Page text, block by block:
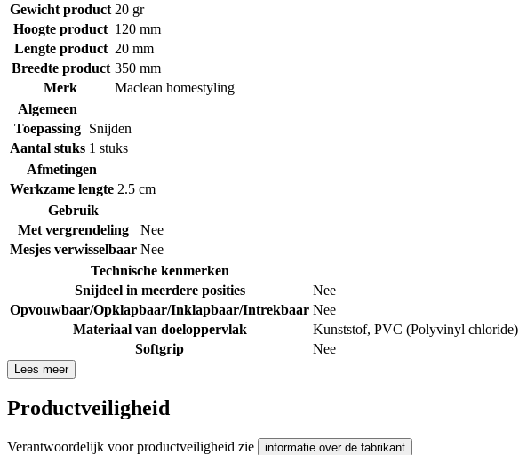
Gewicht product 20 gr
Hoogte product 120 mm
Lengte product 20 mm
Breedte product 350 mm
Merk
Maclean homestyling
Algemeen
Toepassing Snijden
Aantal stuks 1 stuks
Afmetingen
Werkzame lengte 2.5 cm
Gebruik
Met vergrendeling
Nee
Mesjes verwisselbaar Nee
Technische kenmerken
Snijdeel in meerdere posities
Nee
Opvouwbaar/Opklapbaar/Inklapbaar/Intrekbaar Nee
Materiaal van doeloppervlak
Kunststof, PVC (Polyvinyl chloride)
Softgrip
Nee
Lees meer
Productveiligheid
Verantwoordelijk voor productveiligheid zie informatie over de fabrikant